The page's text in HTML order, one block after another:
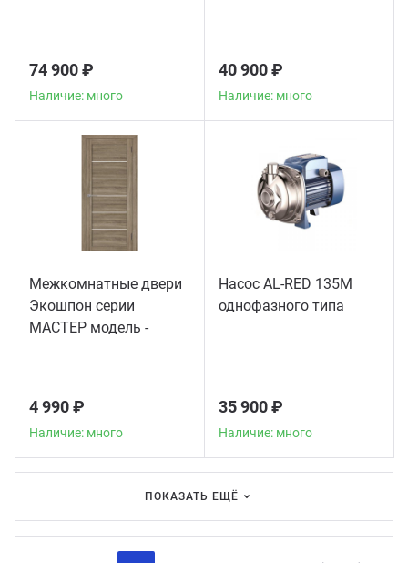
74 900 ₽
Наличие: много
40 900 ₽
Наличие: много
Межкомнатные двери
Экошпон серии
МАСТЕР модель -
4 990 ₽
Наличие: много
Насос AL-RED 135M
однофазного типа
35 900 ₽
Наличие: много
ПОКАЗАТЬ ЕЩЁ